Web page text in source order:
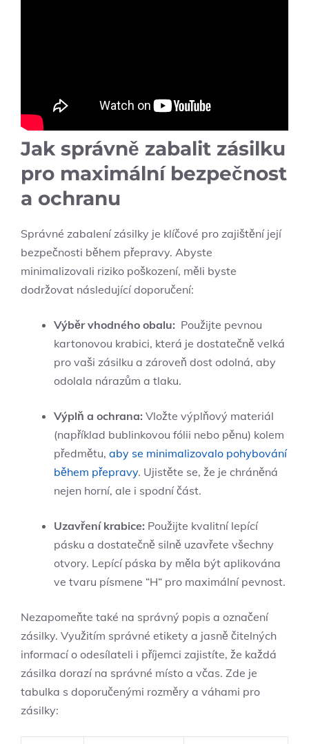
Jak správně​ zabalit zásilku
pro maximální bezpečnost
a ochranu
Správné ​zabalení zásilky je klíčové pro zajištění její
bezpečnosti během ​přepravy. ⁣Abyste
minimalizovali ⁢riziko poškození, měli byste
dodržovat ⁤následující doporučení:
Výběr vhodného obalu: ⁢ Použijte pevnou
kartonovou krabici, která je dostatečně ​velká
pro ⁤vaši⁣ zásilku a ‌zároveň dost odolná, aby
odolala nárazům a ⁢tlaku.
Výplň a ochrana: ⁤Vložte výplňový ‌materiál
⁢(například bublinkovou fólii nebo pěnu)⁢ kolem
předmětu, aby se minimalizovalo pohybování
během přepravy. Ujistěte ⁤se, že je chráněná
nejen horní, ale i spodní část.
Uzavření krabice: Použijte ⁤kvalitní lepící‌
pásku a dostatečně silně⁤ uzavřete ​všechny
otvory. ⁣Lepící páska by měla být aplikována
ve tvaru písmene ‌“H“ pro maximální pevnost.
Nezapomeňte také na správný popis ⁣a označení
zásilky.⁢ Využitím‌ správné⁢ etikety a jasně čitelných
informací o ‍odesílateli i příjemci zajistíte,​ že každá
zásilka dorazí na správné ⁣místo‍ a včas. Zde je
tabulka s doporučenými rozměry a váhami pro
zásilky: